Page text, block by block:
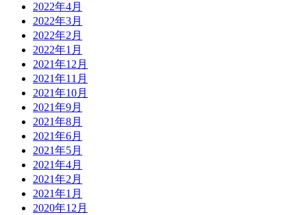
2022年4月
2022年3月
2022年2月
2022年1月
2021年12月
2021年11月
2021年10月
2021年9月
2021年8月
2021年6月
2021年5月
2021年4月
2021年2月
2021年1月
2020年12月